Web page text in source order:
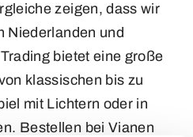
zeigen, dass wir
Niederlanden und
bietet eine große
klassischen bis zu
mit Lichtern oder in
Bestellen bei Vianen